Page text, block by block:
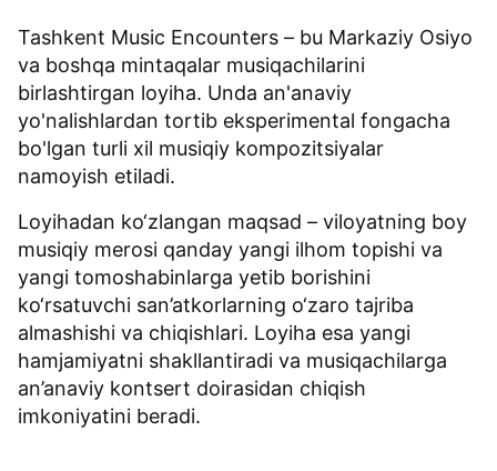
Tashkent Music Encounters – bu Markaziy Osiyo
va boshqa mintaqalar musiqachilarini
birlashtirgan loyiha. Unda an'anaviy
yo'nalishlardan tortib eksperimental fongacha
bo'lgan turli xil musiqiy kompozitsiyalar
namoyish etiladi.
Loyihadan ko‘zlangan maqsad – viloyatning boy
musiqiy merosi qanday yangi ilhom topishi va
yangi tomoshabinlarga yetib borishini
ko‘rsatuvchi san’atkorlarning o‘zaro tajriba
almashishi va chiqishlari. Loyiha esa yangi
hamjamiyatni shakllantiradi va musiqachilarga
an’anaviy kontsert doirasidan chiqish
imkoniyatini beradi.